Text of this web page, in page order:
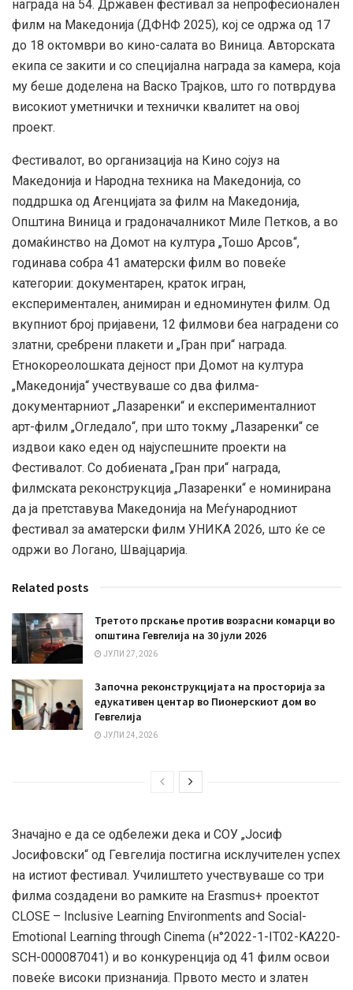
награда на 54. Државен фестивал за непрофесионален
филм на Македонија (ДФНФ 2025), кој се одржа од 17
до 18 октомври во кино-салата во Виница. Авторската
екипа се закити и со специјална награда за камера, која
му беше доделена на Васко Трајков, што го потврдува
високиот уметнички и технички квалитет на овој
проект.
Фестивалот, во организација на Кино сојуз на
Македонија и Народна техника на Македонија, со
поддршка од Агенцијата за филм на Македонија,
Општина Виница и градоначалникот Миле Петков, а во
домаќинство на Домот на култура „Тошо Арсов“,
годинава собра 41 аматерски филм во повеќе
категории: документарен, краток игран,
експериментален, анимиран и едноминутен филм. Од
вкупниот број пријавени, 12 филмови беа наградени со
златни, сребрени плакети и „Гран при“ награда.
Етнокореолошката дејност при Домот на култура
„Македонија“ учествуваше со два филма-
документарниот „Лазаренки“ и експерименталниот
арт-филм „Огледало“, при што токму „Лазаренки“ се
издвои како еден од најуспешните проекти на
Фестивалот. Со добиената „Гран при“ награда,
филмската реконструкција „Лазаренки“ е номинирана
да ја претставува Македонија на Меѓународниот
фестивал за аматерски филм УНИКА 2026, што ќе се
одржи во Логано, Швајцарија.
Related posts
Третото прскање против возрасни комарци во
општина Гевгелија на 30 јули 2026
ЈУЛИ 27, 2026
Започна реконструкцијата на просторија за
едукативен центар во Пионерскиот дом во
Гевгелија
ЈУЛИ 24, 2026
Значајно е да се одбележи дека и СОУ „Јосиф
Јосифовски“ од Гевгелија постигна исклучителен успех
на истиот фестивал. Училиштето учествуваше со три
филма создадени во рамките на Erasmus+ проектот
CLOSE – Inclusive Learning Environments and Social-
Emotional Learning through Cinema (н°2022-1-IT02-KA220-
SCH-000087041) и во конкуренција од 41 филм освои
повеќе високи признанија. Првото место и златен